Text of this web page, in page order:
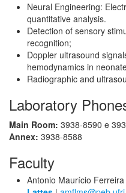
Neural Engineering:
quantitative analysis.
Detection of sensory
recognition;
Doppler ultrasound
hemodynamics in
Radiographic and
Laboratory
Main Room: 3938-8590 e
Annex: 3938-8588
Faculty
Antonio Maurício